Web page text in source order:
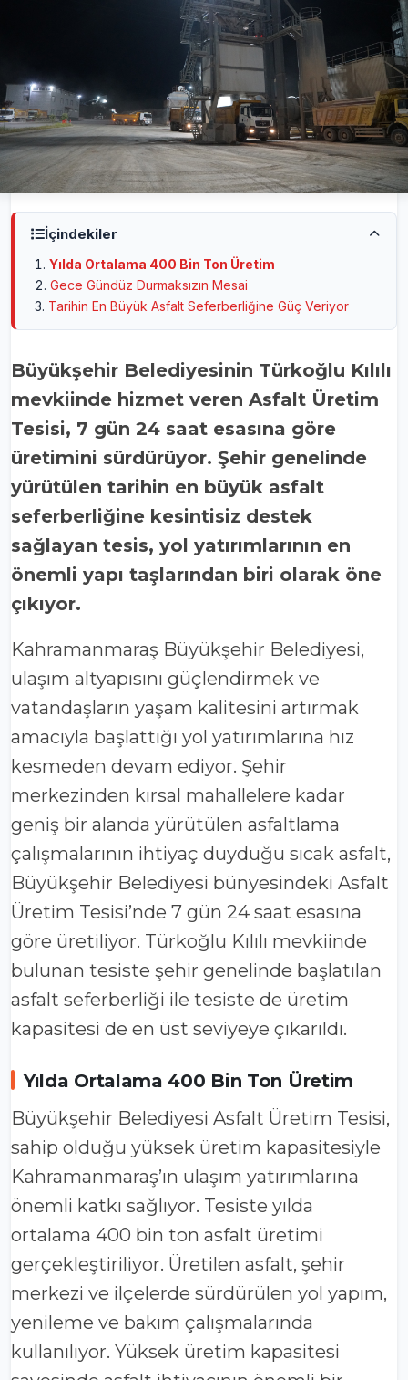
İçindekiler
Yılda Ortalama 400 Bin Ton Üretim
Gece Gündüz Durmaksızın Mesai
Tarihin En Büyük Asfalt Seferberliğine Güç Veriyor
Büyükşehir Belediyesinin Türkoğlu Kılılı
mevkiinde hizmet veren Asfalt Üretim
Tesisi, 7 gün 24 saat esasına göre
üretimini sürdürüyor. Şehir genelinde
yürütülen tarihin en büyük asfalt
seferberliğine kesintisiz destek
sağlayan tesis, yol yatırımlarının en
önemli yapı taşlarından biri olarak öne
çıkıyor.
Kahramanmaraş Büyükşehir Belediyesi,
ulaşım altyapısını güçlendirmek ve
vatandaşların yaşam kalitesini artırmak
amacıyla başlattığı yol yatırımlarına hız
kesmeden devam ediyor. Şehir
merkezinden kırsal mahallelere kadar
geniş bir alanda yürütülen asfaltlama
çalışmalarının ihtiyaç duyduğu sıcak asfalt,
Büyükşehir Belediyesi bünyesindeki Asfalt
Üretim Tesisi’nde 7 gün 24 saat esasına
göre üretiliyor. Türkoğlu Kılılı mevkiinde
bulunan tesiste şehir genelinde başlatılan
asfalt seferberliği ile tesiste de üretim
kapasitesi de en üst seviyeye çıkarıldı.
Yılda Ortalama 400 Bin Ton Üretim
Büyükşehir Belediyesi Asfalt Üretim Tesisi,
sahip olduğu yüksek üretim kapasitesiyle
Kahramanmaraş’ın ulaşım yatırımlarına
önemli katkı sağlıyor. Tesiste yılda
ortalama 400 bin ton asfalt üretimi
gerçekleştiriliyor. Üretilen asfalt, şehir
merkezi ve ilçelerde sürdürülen yol yapım,
yenileme ve bakım çalışmalarında
kullanılıyor. Yüksek üretim kapasitesi